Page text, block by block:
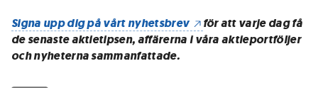
Signa upp dig på vårt nyhetsbrev
för att varje dag få
de senaste aktietipsen, affärerna i våra aktieportföljer
och nyheterna sammanfattade.